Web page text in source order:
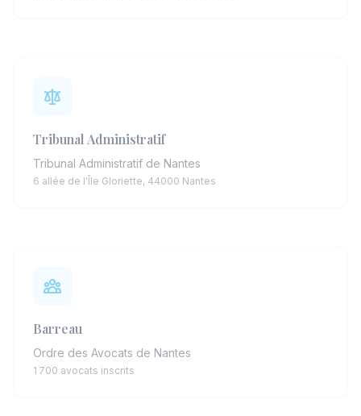
Tribunal Administratif
Tribunal Administratif de Nantes
6 allée de l'Île Gloriette, 44000 Nantes
Barreau
Ordre des Avocats de Nantes
1 700 avocats inscrits